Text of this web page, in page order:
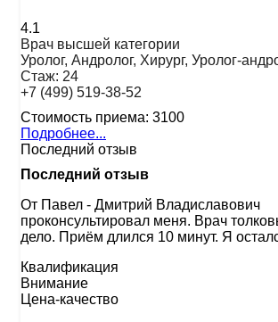
4.1
Врач высшей категории
Уролог, Андролог, Хирург, Уролог-
Стаж: 24
+7 (499) 519-38-52
Стоимость приема: 3100
Подробнее...
Последний отзыв
Последний отзыв
От Павел - Дмитрий Владиславович
проконсультировал меня. Врач
дело. Приём длился 10 минут. Я
Квалификация
Внимание
Цена-качество